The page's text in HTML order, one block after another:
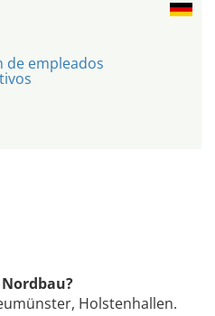
de empleados
Holstenhallen.